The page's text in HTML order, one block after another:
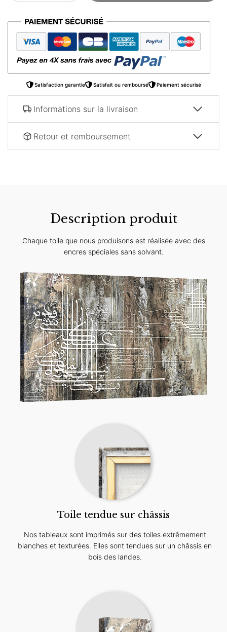
islam
Sourate
sharh
Satisfaction garantie Satisfait ou remboursé Paiement sécurisé
Informations sur la livraison
Retour et remboursement
Description produit
Chaque toile que nous produisons est réalisée avec des
encres spéciales sans solvant.
Toile tendue sur châssis
Nos tableaux sont imprimés sur des toiles extrêmement
blanches et texturées. Elles sont tendues sur un châssis en
bois des landes.